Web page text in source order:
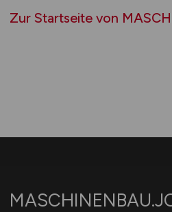
Zur Startseite von